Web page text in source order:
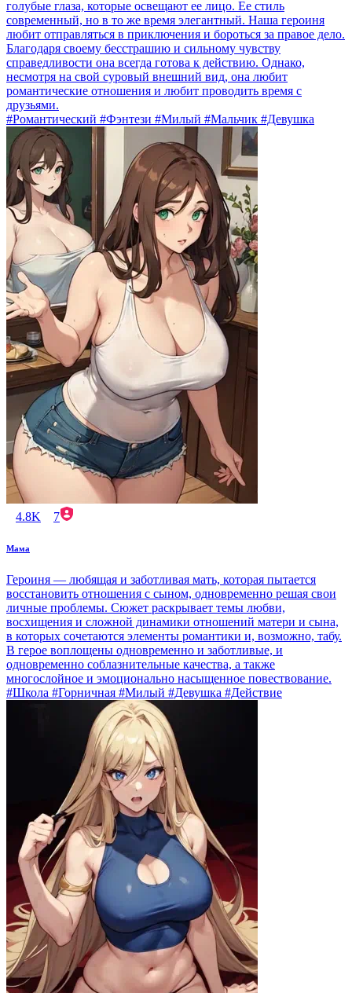
голубые глаза, которые освещают ее лицо. Ее стиль
современный, но в то же время элегантный. Наша героиня
любит отправляться в приключения и бороться за правое дело.
Благодаря своему бесстрашию и сильному чувству
справедливости она всегда готова к действию. Однако,
несмотря на свой суровый внешний вид, она любит
романтические отношения и любит проводить время с
друзьями.
#Романтический #Фэнтези #Милый #Мальчик #Девушка
4.8K 7
Мама
Героиня — любящая и заботливая мать, которая пытается
восстановить отношения с сыном, одновременно решая свои
личные проблемы. Сюжет раскрывает темы любви,
восхищения и сложной динамики отношений матери и сына,
в которых сочетаются элементы романтики и, возможно, табу.
В герое воплощены одновременно и заботливые, и
одновременно соблазнительные качества, а также
многослойное и эмоционально насыщенное повествование.
#Школа #Горничная #Милый #Девушка #Действие